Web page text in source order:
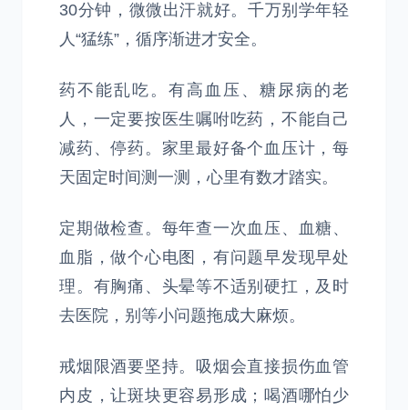
30分钟，微微出汗就好。千万别学年轻
人“猛练”，循序渐进才安全。
药不能乱吃。有高血压、糖尿病的老
人，一定要按医生嘱咐吃药，不能自己
减药、停药。家里最好备个血压计，每
天固定时间测一测，心里有数才踏实。
定期做检查。每年查一次血压、血糖、
血脂，做个心电图，有问题早发现早处
理。有胸痛、头晕等不适别硬扛，及时
去医院，别等小问题拖成大麻烦。
戒烟限酒要坚持。吸烟会直接损伤血管
内皮，让斑块更容易形成；喝酒哪怕少